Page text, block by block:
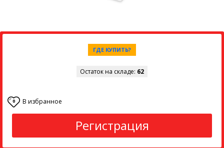
ГДЕ КУПИТЬ?
Остаток на складе: 62
0 В избранное
Регистрация